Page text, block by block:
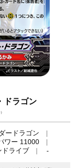
ドラゴン
ードラゴン
ワー 11000
ドライブ -